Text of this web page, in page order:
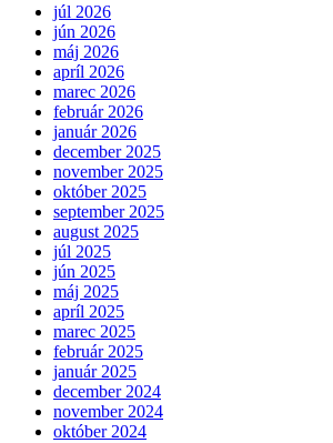
júl 2026
jún 2026
máj 2026
apríl 2026
marec 2026
február 2026
január 2026
december 2025
november 2025
október 2025
september 2025
august 2025
júl 2025
jún 2025
máj 2025
apríl 2025
marec 2025
február 2025
január 2025
december 2024
november 2024
október 2024